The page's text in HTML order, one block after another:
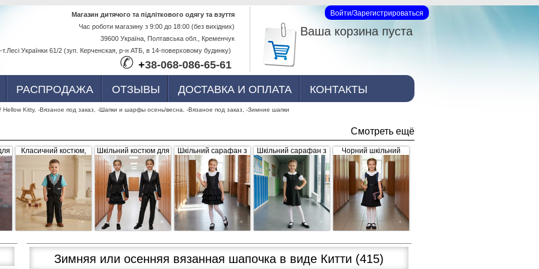
Перейти к
основному
содержанию
РАСПРОДАЖА ОТЗЫВЫ ДОСТАВКА И ОПЛАТА КОНТАКТЫ
Вход на сайт
Войти/Зарегистрироваться
Ваша корзина пуста
Магазин дитячого та підліткового одягу та взуття
Час роботи магазину з 9:00 до 18:00 (без вихідних)
39600 Україна, Полтавська обл., Кременчук
т.Лесі Українки 61/2 (зуп. Керченская, р-н АТБ, в 14-поверховому будинку)
✆ +38-068-086-65-61
Hellow Kitty, -Вязаное под заказ, -Шапки и шарфы осень/весна, -Вязаное под заказ, -Зимние шапки
Смотреть ещё
Класичний костюм,
чорний з сіро-білими
вставками (жилетка +
штани)
Шкільний костюм для
дівчинки, трійка
Шкільний сарафан з
рюшами, чорний
Шкільний сарафан з
брошкою, чорний
Чорний шкільний
сарафан для дівчинки
з рюшками внизу та
завищеним поясом
(арт.398)
Зимняя или осенняя вязанная шапочка в виде Китти (415)